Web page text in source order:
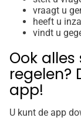
vraagt u
heeft u
vindt u
Ook
regelen?
app!
U kunt de app